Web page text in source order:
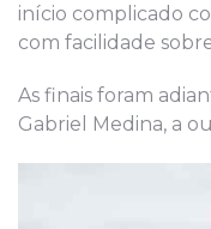
início complicado
com facilidade
As finais foram
Gabriel Medina, a